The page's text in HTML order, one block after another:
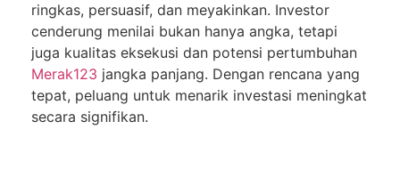
ringkas, persuasif, dan meyakinkan. Investor
cenderung menilai bukan hanya angka, tetapi
juga kualitas eksekusi dan potensi pertumbuhan
Merak123 jangka panjang. Dengan rencana yang
tepat, peluang untuk menarik investasi meningkat
secara signifikan.